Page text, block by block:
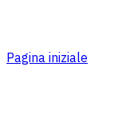
Pagina iniziale